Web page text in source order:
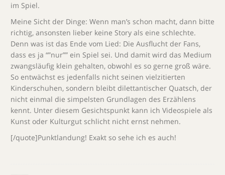
im Spiel.
Meine Sicht der Dinge: Wenn man’s schon macht, dann bitte
richtig, ansonsten lieber keine Story als eine schlechte.
Denn was ist das Ende vom Lied: Die Ausflucht der Fans,
dass es ja “”nur”” ein Spiel sei. Und damit wird das Medium
zwangsläufig klein gehalten, obwohl es so gerne groß wäre.
So entwächst es jedenfalls nicht seinen vielzitierten
Kinderschuhen, sondern bleibt dilettantischer Quatsch, der
nicht einmal die simpelsten Grundlagen des Erzählens
kennt. Unter diesem Gesichtspunkt kann ich Videospiele als
Kunst oder Kulturgut schlicht nicht ernst nehmen.
[/quote]Punktlandung! Exakt so sehe ich es auch!